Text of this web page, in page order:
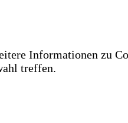
Informationen zu
treffen.